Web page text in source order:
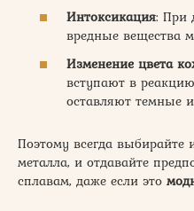
Интоксикация: При
вредные вещества
Изменение цвета
вступают в
оставляют темные
Поэтому всегда выбирайте
металла, и отдавайте
сплавам, даже если это